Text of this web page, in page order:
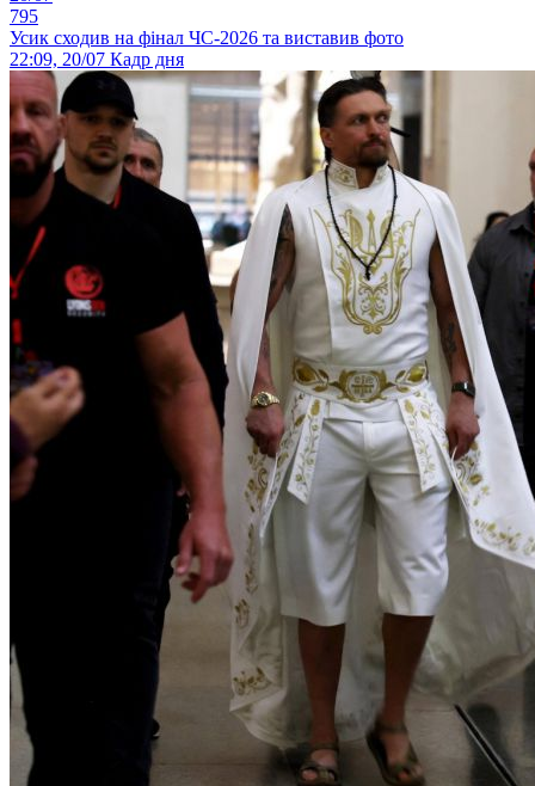
795
Усик сходив на фінал ЧС-2026 та виставив фото
22:09, 20/07 Кадр дня